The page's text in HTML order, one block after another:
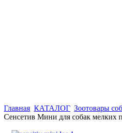
Главная КАТАЛОГ Зоотовары
Сенсетив Мини для собак мелких